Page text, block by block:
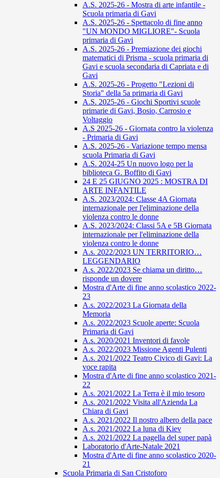
A.S. 2025-26 - Mostra di arte infantile -
Scuola primaria di Gavi
A.S. 2025-26 - Spettacolo di fine anno
"UN MONDO MIGLIORE"- Scuola
primaria di Gavi
A.S. 2025-26 - Premiazione dei giochi
matematici di Prisma - scuola primaria di
Gavi e scuola secondaria di Capriata e di
Gavi
A.S. 2025-26 - Progetto "Lezioni di
Storia" della 5a primaria di Gavi
A.S. 2025-26 - Giochi Sportivi scuole
primarie di Gavi, Bosio, Carrosio e
Voltaggio
A.S 2025-26 - Giornata contro la violenza
- Primaria di Gavi
A.S. 2025-26 - Variazione tempo mensa
scuola Primaria di Gavi
A.S. 2024-25 Un nuovo logo per la
biblioteca G. Boffito di Gavi
24 E 25 GIUGNO 2025 : MOSTRA DI
ARTE INFANTILE
A.S. 2023/2024: Classe 4A Giornata
internazionale per l'eliminazione della
violenza contro le donne
A.S. 2023/2024: Classi 5A e 5B Giornata
internazionale per l'eliminazione della
violenza contro le donne
A.s. 2022/2023 UN TERRITORIO…
LEGGENDARIO
A.s. 2022/2023 Se chiama un diritto…
risponde un dovere
Mostra d'Arte di fine anno scolastico 2022-
23
A.s. 2022/2023 La Giornata della
Memoria
A.s. 2022/2023 Scuole aperte: Scuola
Primaria di Gavi
A.s. 2020/2021 Inventori di favole
A.s. 2022/2023 Missione Agenti Pulenti
A.s. 2021/2022 Teatro Civico di Gavi: La
voce rapita
Mostra d'Arte di fine anno scolastico 2021-
22
A.s. 2021/2022 La Terra è il mio tesoro
A.s. 2021/2022 Visita all'Azienda La
Chiara di Gavi
A.s. 2021/2022 Il nostro albero della pace
A.s. 2021/2022 La luna di Kiev
A.s. 2021/2022 La pagella del super papà
Laboratorio d'Arte-Natale 2021
Mostra d'Arte di fine anno scolastico 2020-
21
Scuola Primaria di San Cristoforo